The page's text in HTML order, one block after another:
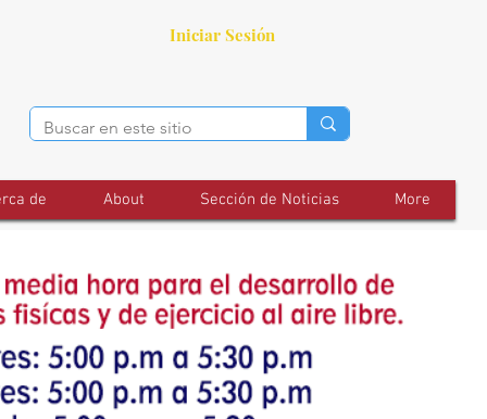
Iniciar Sesión
de About Sección de Noticias More